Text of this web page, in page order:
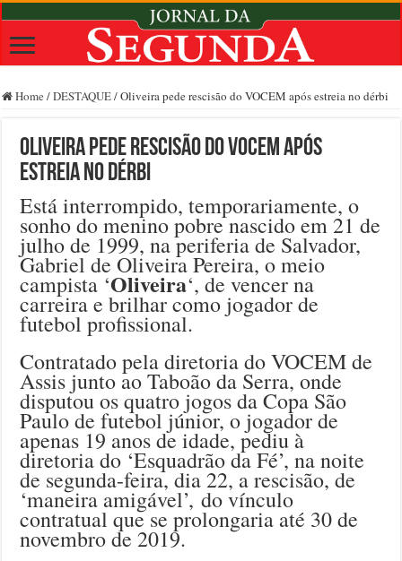
Home /DESTAQUE/Oliveira pede rescisão do VOCEM após estreia no dérbi
Oliveira pede rescisão do VOCEM após
estreia no dérbi
Está interrompido, temporariamente, o
sonho do menino pobre nascido em 21 de
julho de 1999, na periferia de Salvador,
Gabriel de Oliveira Pereira, o meio
campista ‘Oliveira‘, de vencer na
carreira e brilhar como jogador de
futebol profissional.
Contratado pela diretoria do VOCEM de
Assis junto ao Taboão da Serra, onde
disputou os quatro jogos da Copa São
Paulo de futebol júnior, o jogador de
apenas 19 anos de idade, pediu à
diretoria do ‘Esquadrão da Fé’, na noite
de segunda-feira, dia 22, a rescisão, de
‘maneira amigável’, do vínculo
contratual que se prolongaria até 30 de
novembro de 2019.